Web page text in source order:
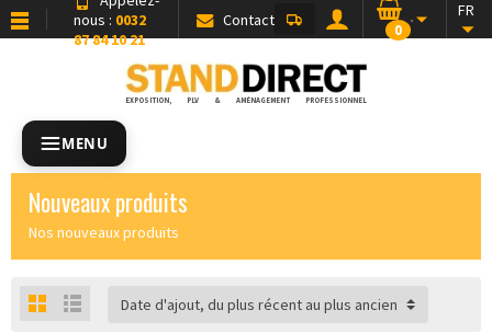
nous : 0032
87 84 10 21
Contact FR
0
EXPOSITION, PLV & AMÉNAGEMENT PROFESSIONNEL
MENU
Nouveaux produits
Nos nouveaux produits
Date d'ajout, du plus récent au plus ancien